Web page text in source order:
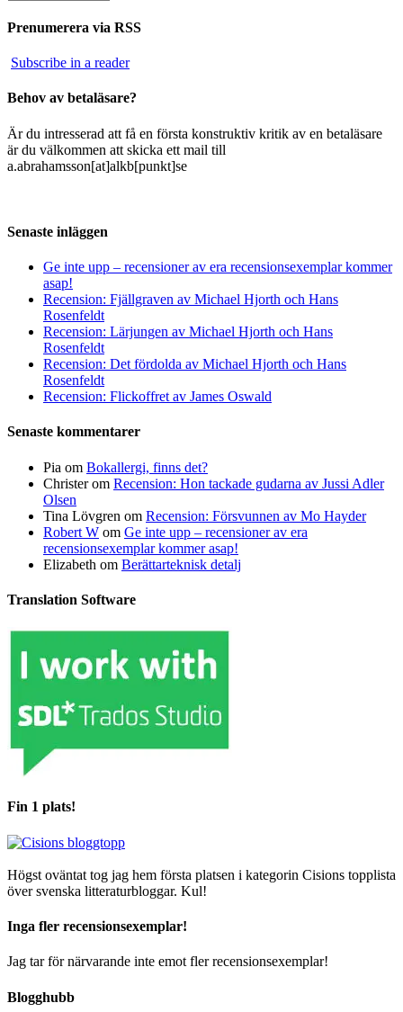
Prenumerera via RSS
Subscribe in a reader
Behov av betaläsare?
Är du intresserad att få en första konstruktiv kritik av en betaläsare
är du välkommen att skicka ett mail till
a.abrahamsson[at]alkb[punkt]se
Senaste inläggen
Ge inte upp – recensioner av era recensionsexemplar kommer
asap!
Recension: Fjällgraven av Michael Hjorth och Hans
Rosenfeldt
Recension: Lärjungen av Michael Hjorth och Hans
Rosenfeldt
Recension: Det fördolda av Michael Hjorth och Hans
Rosenfeldt
Recension: Flickoffret av James Oswald
Senaste kommentarer
Pia om Bokallergi, finns det?
Christerom Recension: Hon tackade gudarna av Jussi Adler
Olsen
Tina Lövgren om Recension: Försvunnen av Mo Hayder
Robert W om Ge inte upp – recensioner av era
recensionsexemplar kommer asap!
Elizabeth om Berättarteknisk detalj
Translation Software
Fin 1 plats!
Högst oväntat tog jag hem första platsen i kategorin Cisions topplista
över svenska litteraturbloggar. Kul!
Inga fler recensionsexemplar!
Jag tar för närvarande inte emot fler recensionsexemplar!
Blogghubb